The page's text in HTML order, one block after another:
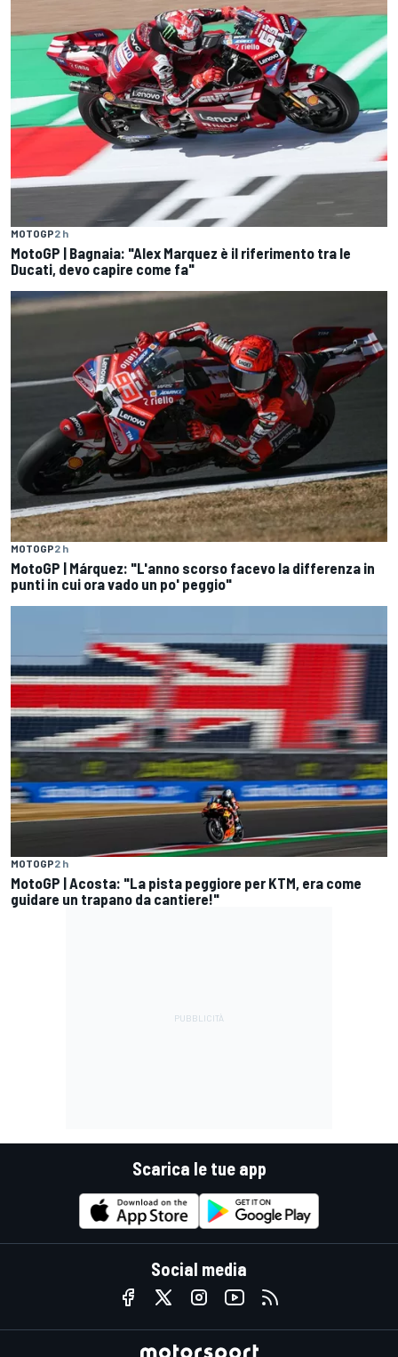
MOTOGP2 h
MotoGP | Bagnaia: "Alex Marquez è il riferimento tra le
Ducati, devo capire come fa"
MOTOGP2 h
MotoGP | Márquez: "L'anno scorso facevo la differenza in
punti in cui ora vado un po' peggio"
MOTOGP2 h
MotoGP | Acosta: "La pista peggiore per KTM, era come
guidare un trapano da cantiere!"
Scarica le tue app
Social media